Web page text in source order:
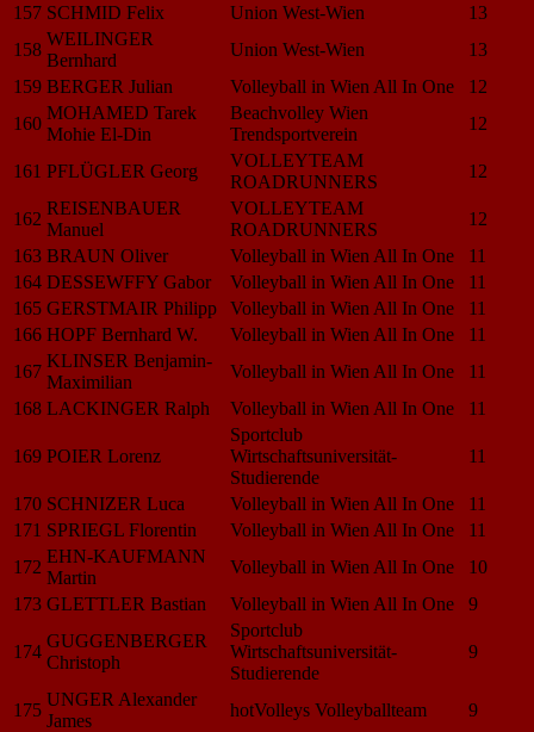
157 SCHMID Felix Union West-Wien
13
158
WEILINGER
Bernhard
Union West-Wien
13
159 BERGER Julian Volleyball in Wien All In One
12
160
MOHAMED Tarek
Mohie El-Din
Beachvolley Wien
Trendsportverein
12
161 PFLÜGLER Georg
VOLLEYTEAM
ROADRUNNERS
12
162
REISENBAUER
Manuel
VOLLEYTEAM
ROADRUNNERS
12
163 BRAUN Oliver Volleyball in Wien All In One
11
164 DESSEWFFY Gabor Volleyball in Wien All In One
11
165 GERSTMAIR Philipp Volleyball in Wien All In One
11
166 HOPF Bernhard W. Volleyball in Wien All In One
11
167
KLINSER Benjamin-
Maximilian
Volleyball in Wien All In One
11
168 LACKINGER Ralph Volleyball in Wien All In One 11
169 POIER Lorenz
Sportclub
Wirtschaftsuniversität-
Studierende
11
170 SCHNIZER Luca Volleyball in Wien All In One
11
171 SPRIEGL Florentin Volleyball in Wien All In One
11
172
EHN-KAUFMANN
Martin
Volleyball in Wien All In One
10
173 GLETTLER Bastian Volleyball in Wien All In One 9
174
GUGGENBERGER
Christoph
Sportclub
Wirtschaftsuniversität-
Studierende
9
175
UNGER Alexander
James
hotVolleys Volleyballteam 9